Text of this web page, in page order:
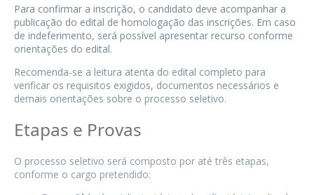
Para confirmar a inscrição, o candidato deve acompanhar a
publicação do edital de homologação das inscrições. Em caso
de indeferimento, será possível apresentar recurso conforme
orientações do edital.
Recomenda-se a leitura atenta do edital completo para
verificar os requisitos exigidos, documentos necessários e
demais orientações sobre o processo seletivo.
Etapas e Provas
O processo seletivo será composto por até três etapas,
conforme o cargo pretendido: